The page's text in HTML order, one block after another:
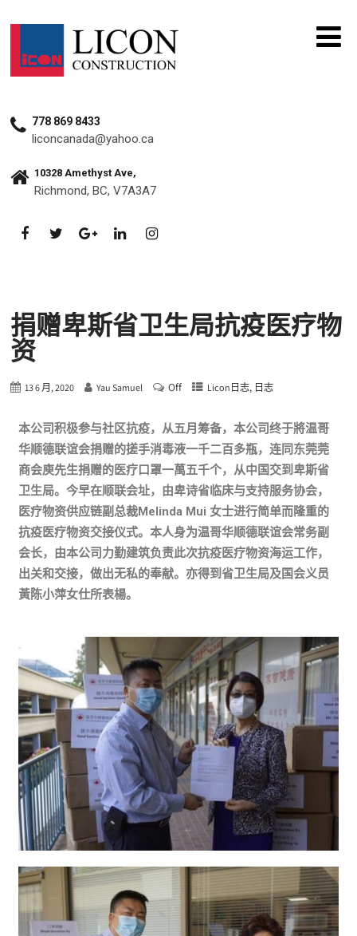
778 869 8433
liconcanada@yahoo.ca
10328 Amethyst Ave,
Richmond, BC, V7A3A7
捐赠卑斯省卫生局抗疫医疗物
资
13 6 月, 2020 Yau Samuel Off Licon日志, 日志
本公司积极参与社区抗疫，从五月筹备，本公司终于將温哥
华顺德联谊会捐赠的搓手消毒液一千二百多瓶，连同东莞莞
商会庾先生捐赠的医疗口罩一萬五千个，从中国交到卑斯省
卫生局。今早在顺联会址，由卑诗省临床与支持服务协会，
医疗物资供应链副总裁Melinda Mui 女士进行简单而隆重的
抗疫医疗物资交接仪式。本人身为温哥华顺德联谊会常务副
会长，由本公司力勤建筑负责此次抗疫医疗物资海运工作，
出关和交接，做出无私的奉献。亦得到省卫生局及国会义员
黃陈小萍女仕所表楊。